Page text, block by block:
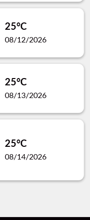
25°C
08/12/2026
25°C
08/13/2026
25°C
08/14/2026